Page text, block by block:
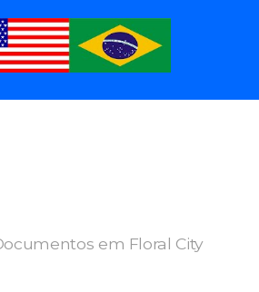
em Floral City